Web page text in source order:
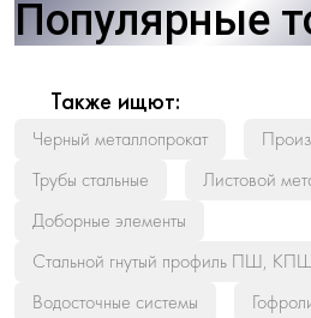
Популярные
Также ищют:
Черный металлопрокат
Трубы стальные
Листовой
Доборные элементы
Стальной гнутый профиль ПШ,
Водосточные системы